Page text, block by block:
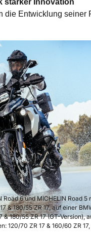
starker Innovation
die Entwicklung
6 und MICHELIN Road
& 180/55 ZR 17, auf einer
180/55 ZR 17 (GT-Version),
120/70 ZR 17 & 160/60 ZR